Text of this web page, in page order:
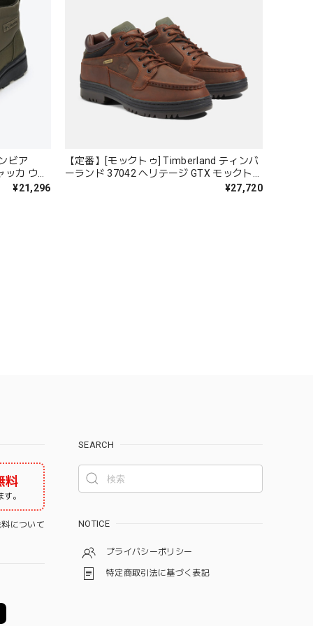
ビア
カ ウォ
フィニテ
¥21,296
【定番】[モックトゥ] Timberland ティンバ
ーランド 37042 ヘリテージ GTX モックトゥ
¥27,720
料
。
について
SEARCH
NOTICE
プライバシーポリシー
特定商取引法に基づく表記